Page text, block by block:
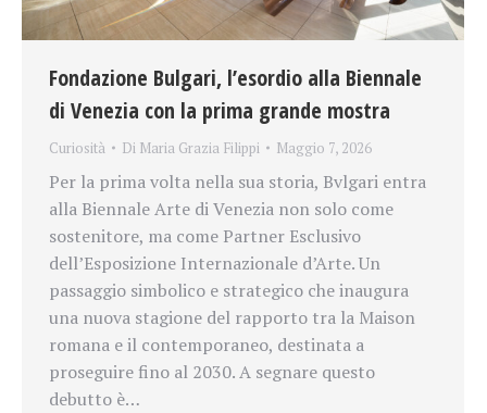
Fondazione Bulgari, l’esordio alla Biennale
di Venezia con la prima grande mostra
Curiosità Di Maria Grazia Filippi Maggio 7, 2026
Per la prima volta nella sua storia, Bvlgari entra
alla Biennale Arte di Venezia non solo come
sostenitore, ma come Partner Esclusivo
dell’Esposizione Internazionale d’Arte. Un
passaggio simbolico e strategico che inaugura
una nuova stagione del rapporto tra la Maison
romana e il contemporaneo, destinata a
proseguire fino al 2030. A segnare questo
debutto è…